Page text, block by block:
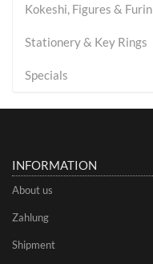
Kokeshi, Figures & Furin
Stationery & Key Rings
Specials
INFORMATION
About us
Zahlung
Shipment